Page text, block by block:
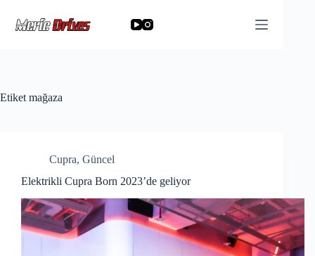
content
Etiket mağaza
Cupra, Güncel
Elektrikli Cupra Born 2023’de geliyor